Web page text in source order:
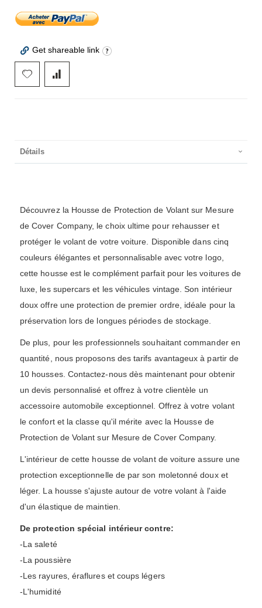
Get shareable link
Détails
Découvrez la Housse de Protection de Volant sur Mesure
de Cover Company, le choix ultime pour rehausser et
protéger le volant de votre voiture. Disponible dans cinq
couleurs élégantes et personnalisable avec votre logo,
cette housse est le complément parfait pour les voitures de
luxe, les supercars et les véhicules vintage. Son intérieur
doux offre une protection de premier ordre, idéale pour la
préservation lors de longues périodes de stockage.
De plus, pour les professionnels souhaitant commander en
quantité, nous proposons des tarifs avantageux à partir de
10 housses. Contactez-nous dès maintenant pour obtenir
un devis personnalisé et offrez à votre clientèle un
accessoire automobile exceptionnel. Offrez à votre volant
le confort et la classe qu'il mérite avec la Housse de
Protection de Volant sur Mesure de Cover Company.
L'intérieur de cette housse de volant de voiture assure une
protection exceptionnelle de par son moletonné doux et
léger. La housse s'ajuste autour de votre volant à l'aide
d'un élastique de maintien.
De protection spécial intérieur contre:
-La saleté
-La poussière
-Les rayures, éraflures et coups légers
-L'humidité